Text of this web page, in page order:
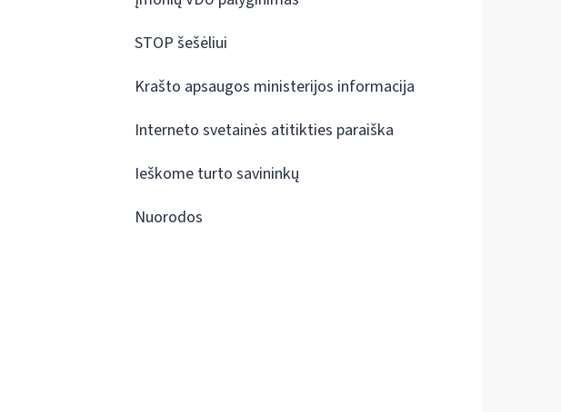
STOP šešėliui
Krašto apsaugos ministerijos informacija
Interneto svetainės atitikties paraiška
Ieškome turto savininkų
Nuorodos